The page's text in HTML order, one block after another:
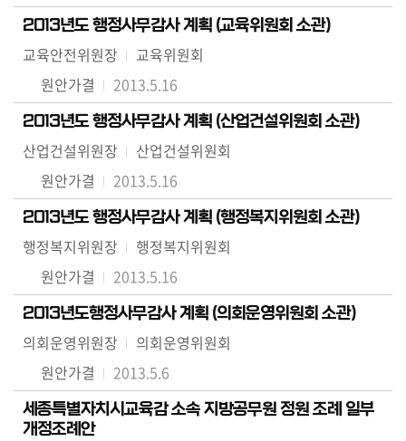
이
2013년도 행정사무감사 계획 (교육위원회 소관)
교육안전위원장
교육위원회
원안가결
2013.5.16
2013년도 행정사무감사 계획 (산업건설위원회 소관)
산업건설위원장
산업건설위원회
원안가결
2013.5.16
2013년도 행정사무감사 계획 (행정복지위원회 소관)
행정복지위원장
행정복지위원회
원안가결
2013.5.16
2013년도행정사무감사 계획 (의회운영위원회 소관)
의회운영위원장
의회운영위원회
원안가결
2013.5.6
세종특별자치시교육감 소속 지방공무원 정원 조례 일부
개정조례안